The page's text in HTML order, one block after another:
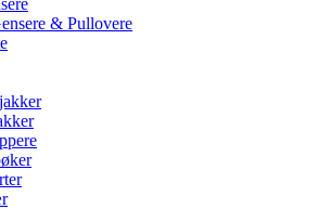
& Pullovere